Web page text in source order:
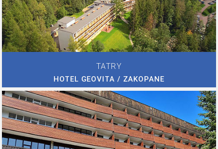
TATRY
HOTEL GEOVITA / ZAKOPANE